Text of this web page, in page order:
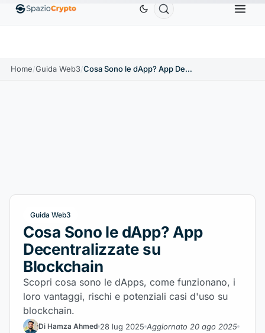
EthereumETH1.880,58 USD Tether USDT0,9991 USD BNB
Home/Guida Web3/ Cosa Sono le dApp? App Decentralizzate su Blockchain
Guida Web3
Cosa Sono le dApp? App
Decentralizzate su
Blockchain
Scopri cosa sono le dApps, come funzionano, i
loro vantaggi, rischi e potenziali casi d'uso su
blockchain.
Di Hamza Ahmed 28 lug 2025 Aggiornato 20 ago 2025